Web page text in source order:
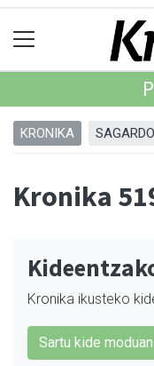
KRONIKA
Kronika
Kronika ikusteko
Sartu kide moduan